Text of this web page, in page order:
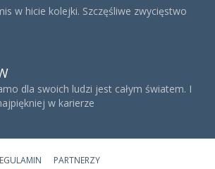
w hicie kolejki. Szczęśliwe zwycięstwo
dla swoich ludzi jest całym światem. I
w karierze
PARTNERZY